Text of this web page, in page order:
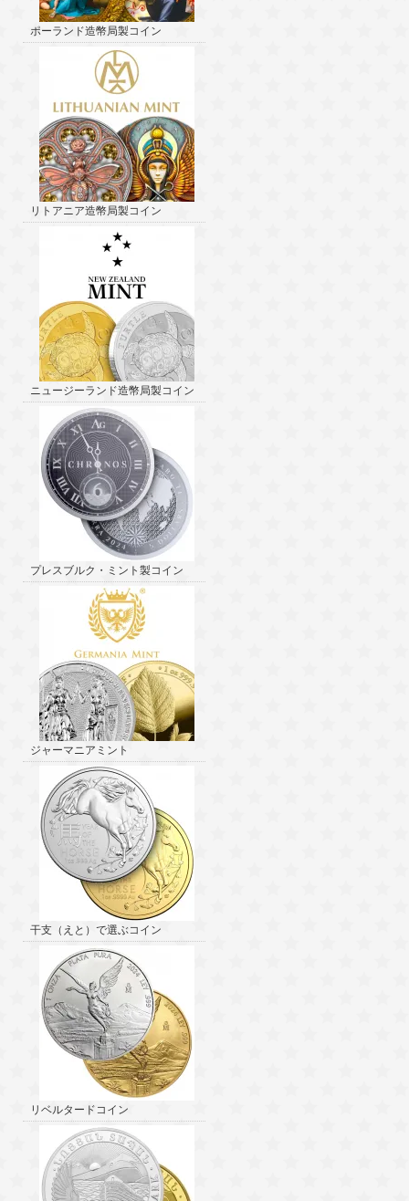
ポーランド造幣局製コイン
リトアニア造幣局製コイン
ニュージーランド造幣局製コイン
プレスブルク・ミント製コイン
ジャーマニアミント
干支（えと）で選ぶコイン
リベルタードコイン